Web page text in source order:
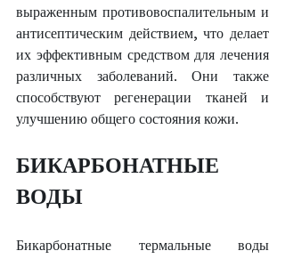
выраженным противовоспалительным и
антисептическим действием, что делает
их эффективным средством для лечения
различных заболеваний. Они также
способствуют регенерации тканей и
улучшению общего состояния кожи.
БИКАРБОНАТНЫЕ
ВОДЫ
Бикарбонатные термальные воды